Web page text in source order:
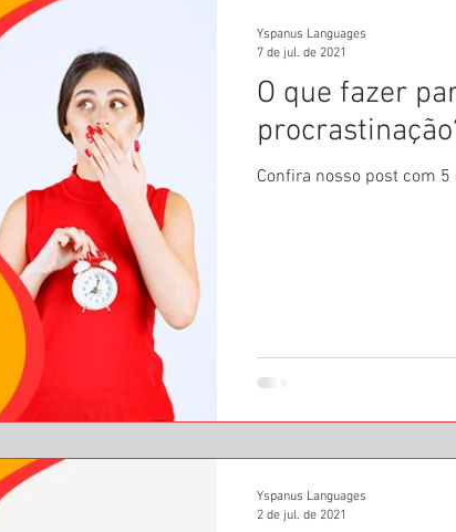
O que fazer
Confira nosso post com
Yspanus Languages
7 de jul. de 2021
Yspanus Languages
2 de jul. de 2021